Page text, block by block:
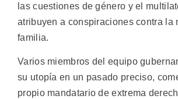
las cuestiones de género y el
atribuyen a conspiraciones contra la
familia.
Varios miembros del equipo
su utopía en un pasado preciso,
propio mandatario de extrema